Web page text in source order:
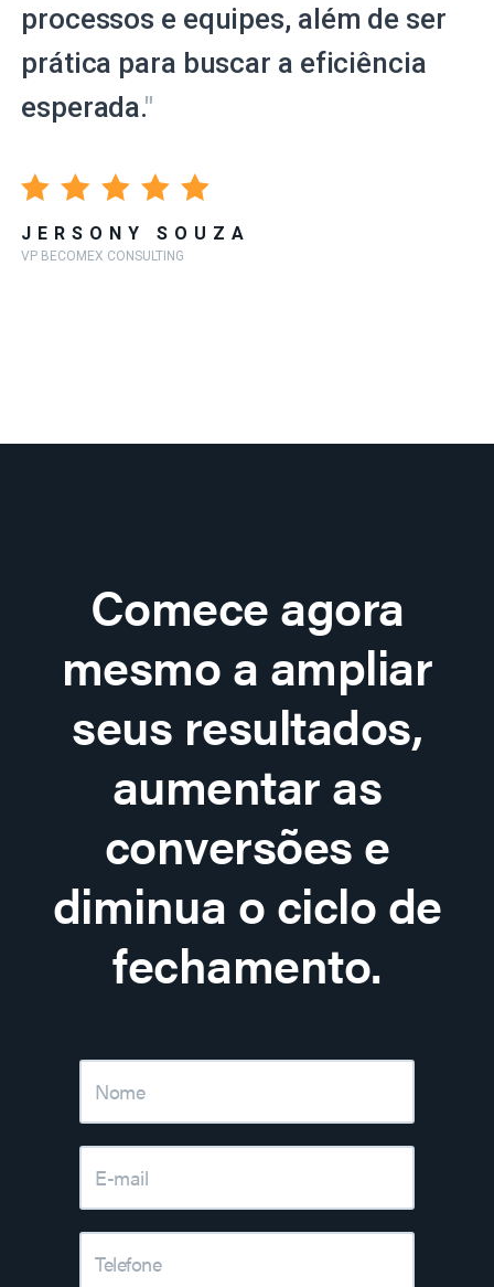
processos e equipes, além de ser
prática para buscar a eficiência
esperada."
JERSONY SOUZA
VP BECOMEX CONSULTING
Comece agora
mesmo a ampliar
seus resultados,
aumentar as
conversões e
diminua o ciclo de
fechamento.